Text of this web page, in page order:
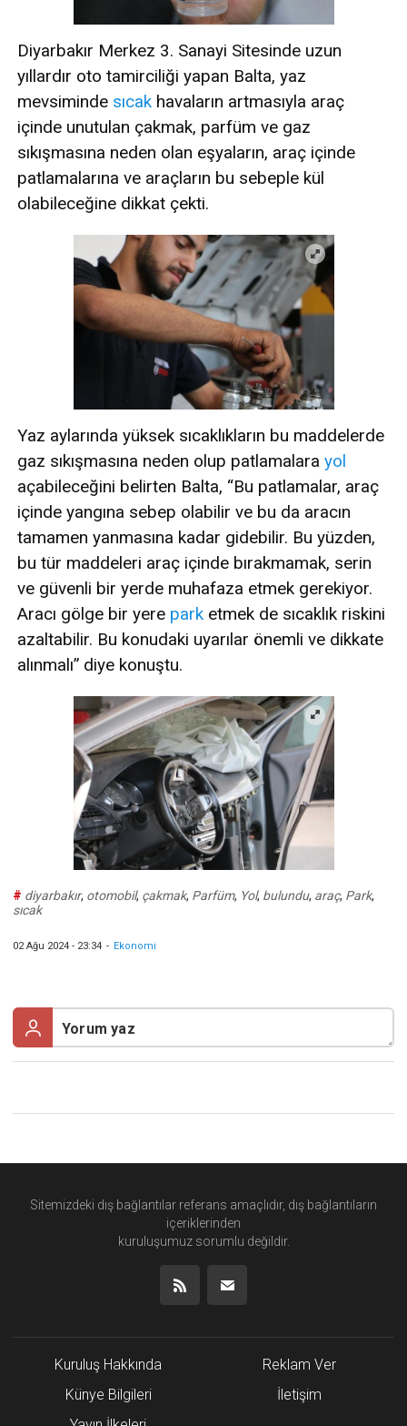
Diyarbakır Merkez 3. Sanayi Sitesinde uzun
yıllardır oto tamirciliği yapan Balta, yaz
mevsiminde sıcak havaların artmasıyla araç
içinde unutulan çakmak, parfüm ve gaz
sıkışmasına neden olan eşyaların, araç içinde
patlamalarına ve araçların bu sebeple kül
olabileceğine dikkat çekti.
Yaz aylarında yüksek sıcaklıkların bu maddelerde
gaz sıkışmasına neden olup patlamalara yol
açabileceğini belirten Balta, “Bu patlamalar, araç
içinde yangına sebep olabilir ve bu da aracın
tamamen yanmasına kadar gidebilir. Bu yüzden,
bu tür maddeleri araç içinde bırakmamak, serin
ve güvenli bir yerde muhafaza etmek gerekiyor.
Aracı gölge bir yere park etmek de sıcaklık riskini
azaltabilir. Bu konudaki uyarılar önemli ve dikkate
alınmalı” diye konuştu.
# diyarbakır, otomobil, çakmak, Parfüm, Yol, bulundu, araç, Park,
sıcak
02 Ağu 2024 - 23:34 - Ekonomi
Sitemizdeki dış bağlantılar referans amaçlıdır, dış bağlantıların
içeriklerinden
kuruluşumuz sorumlu değildir.
Kuruluş Hakkında
Künye Bilgileri
Reklam Ver
İletişim